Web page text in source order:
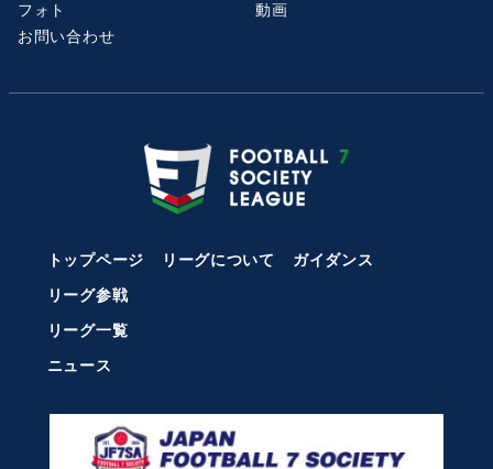
フォト
動画
お問い合わせ
トップページ リーグについて
ガイダンス
リーグ参戦
リーグ一覧
ニュース